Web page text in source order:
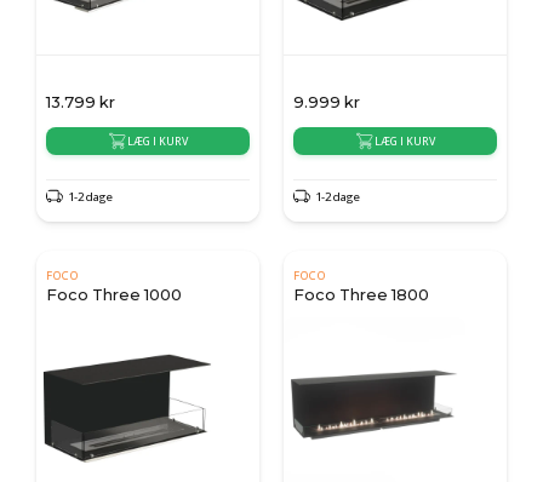
13.799 kr
LÆG I KURV
1-2 dage
9.999 kr
LÆG I KURV
1-2 dage
FOCO
Foco Three 1000
FOCO
Foco Three 1800